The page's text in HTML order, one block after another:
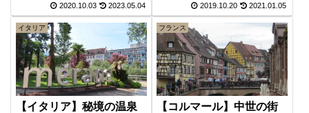
（Stresa）。日本での知名度は
低いですが、ここには湖に浮か
ぶ小島に建設された豪華絢爛な
宮殿・庭園をはじめ魅力的な見
所がありました。今回はベッラ
島編をお届けします。
2020.10.03 2023.05.04
味に惹かれ、ヴェルサイユ宮殿
にカンカル産の生ガキを取り寄
せ、食していた記録が残ってい
るほど。秋・冬シーズンには絶
対味わいたい、そんな有名なカ
ンカル産カキの魅力をご紹介し
ます。
2019.10.20 2021.01.05
イタリア
【イタリア】秘境の温泉
フランス
【コルマール】中世の街